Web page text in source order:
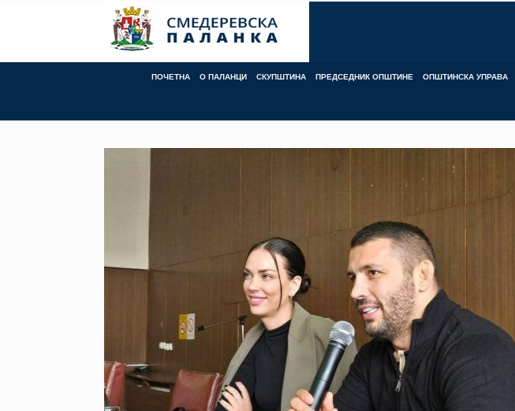
ПОЧЕТНА О ПАЛАНЦИ СКУПШТИНА ПРЕДСЕДНИК ОПШТИНЕ ОПШТИНСКА УПРАВА